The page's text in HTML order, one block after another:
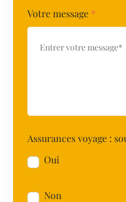
Votre message *
Assurances voyage :
Oui
Non